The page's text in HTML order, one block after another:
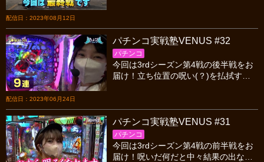
配信日：2023年08月12日
配信日：2023年06月24日
パチンコ実戦塾VENUS #32
パチンコ
今回は3rdシーズン第4戦の後半戦をお
届け！立ち位置の呪い(？)を払拭すべ
れを払拭したのは？
パチンコ実戦塾VENUS #31
パチンコ
今回は3rdシーズン第4戦の前半戦をお
届け！呪いだ何だと中々結果の出ない